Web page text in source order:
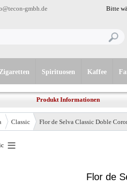
Bitte
gmbh.de
Zigaretten Spirituosen Kaffee
Produkt Informationen
Classic Flor de Selva Classic Doble
Flor de